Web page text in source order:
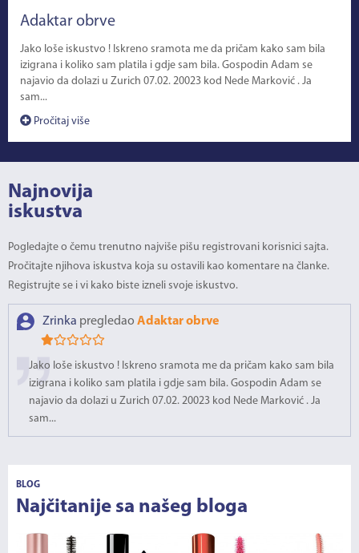
Adaktar obrve
Jako loše iskustvo ! Iskreno sramota me da pričam kako sam bila
izigrana i koliko sam platila i gdje sam bila. Gospodin Adam se
najavio da dolazi u Zurich 07.02. 20023 kod Nede Marković . Ja
sam...
Pročitaj više
Najnovija
iskustva
Pogledajte o čemu trenutno najviše pišu registrovani korisnici sajta.
Pročitajte njihova iskustva koja su ostavili kao komentare na članke.
Registrujte se i vi kako biste izneli svoje iskustvo.
Zrinka pregledao Adaktar obrve
Jako loše iskustvo ! Iskreno sramota me da pričam kako sam bila
izigrana i koliko sam platila i gdje sam bila. Gospodin Adam se
najavio da dolazi u Zurich 07.02. 20023 kod Nede Marković . Ja
sam...
BLOG
Najčitanije sa našeg bloga